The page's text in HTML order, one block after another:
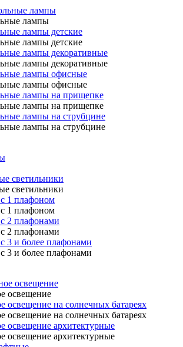
лампы
лампы
лампы детские
лампы детские
лампы декоративные
лампы декоративные
лампы офисные
лампы офисные
лампы на прищепке
лампы на прищепке
лампы на струбцине
лампы на струбцине
светильники
светильники
1 плафоном
1 плафоном
2 плафонами
2 плафонами
3 и более плафонами
3 и более плафонами
освещение
освещение
освещение на солнечных батареях
освещение на солнечных батареях
освещение архитектурные
освещение архитектурные